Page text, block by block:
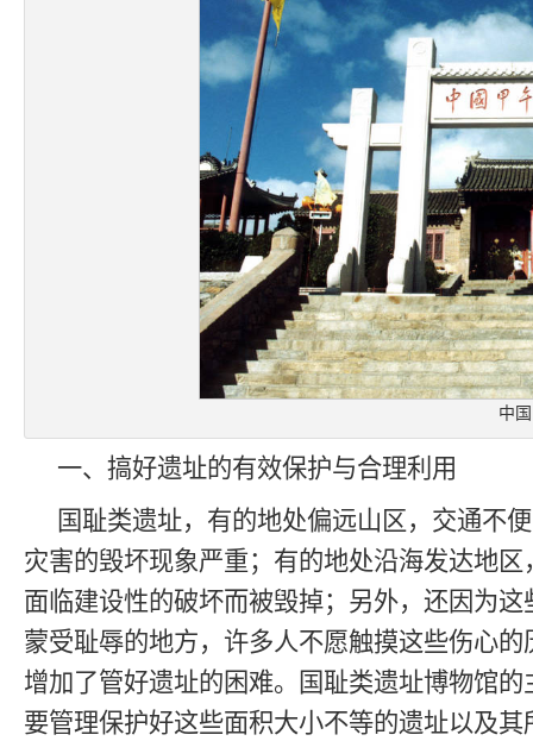
中
一、搞好遗址的有效保护与合理利用
国耻类遗址，有的地处偏远山区，交通不
灾害的毁坏现象严重；有的地处沿海发达地
面临建设性的破坏而被毁掉；另外，还因为
蒙受耻辱的地方，许多人不愿触摸这些伤心
增加了管好遗址的困难。国耻类遗址博物馆
要管理保护好这些面积大小不等的遗址以及